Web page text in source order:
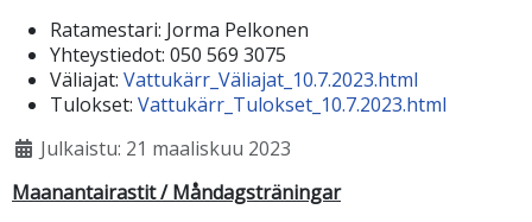
Ratamestari: Jorma Pelkonen
Yhteystiedot: 050 569 3075
Väliajat: Vattukärr_Väliajat_10.7.2023.html
Tulokset: Vattukärr_Tulokset_10.7.2023.html
Julkaistu: 21 maaliskuu 2023
Maanantairastit / Måndagsträningar